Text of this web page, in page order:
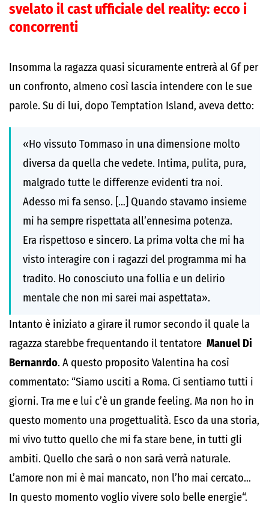
svelato il cast ufficiale del reality: ecco i
concorrenti
Insomma la ragazza quasi sicuramente entrerà al Gf per
un confronto, almeno così lascia intendere con le sue
parole. Su di lui, dopo Temptation Island, aveva detto:
«Ho vissuto Tommaso in una dimensione molto
diversa da quella che vedete. Intima, pulita, pura,
malgrado tutte le differenze evidenti tra noi.
Adesso mi fa senso. […] Quando stavamo insieme
mi ha sempre rispettata all’ennesima potenza.
Era rispettoso e sincero. La prima volta che mi ha
visto interagire con i ragazzi del programma mi ha
tradito. Ho conosciuto una follia e un delirio
mentale che non mi sarei mai aspettata».
Intanto è iniziato a girare il rumor secondo il quale la
ragazza starebbe frequentando il tentatore Manuel Di
Bernanrdo. A questo proposito Valentina ha così
commentato: “Siamo usciti a Roma. Ci sentiamo tutti i
giorni. Tra me e lui c’è un grande feeling. Ma non ho in
questo momento una progettualità. Esco da una storia,
mi vivo tutto quello che mi fa stare bene, in tutti gli
ambiti. Quello che sarà o non sarà verrà naturale.
L’amore non mi è mai mancato, non l’ho mai cercato…
In questo momento voglio vivere solo belle energie“.